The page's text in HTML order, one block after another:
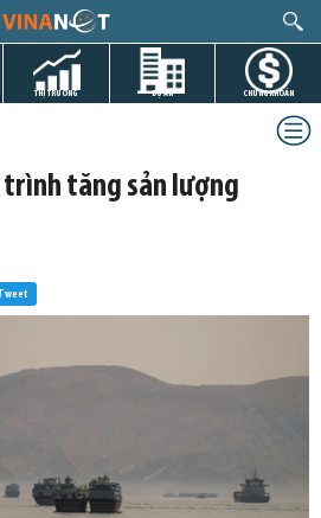
THỊ TRƯỜNG DỰ ÁN CHỨNG KHOÁN
trình tăng sản lượng
Tweet